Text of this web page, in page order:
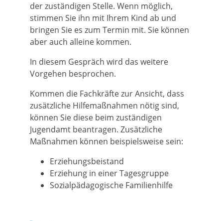
der zuständigen Stelle. Wenn möglich,
stimmen Sie ihn mit Ihrem Kind ab und
bringen Sie es zum Termin mit. Sie können
aber auch alleine kommen.
In diesem Gespräch wird das weitere
Vorgehen besprochen.
Kommen die Fachkräfte zur Ansicht, dass
zusätzliche Hilfemaßnahmen nötig sind,
können Sie diese beim zuständigen
Jugendamt beantragen. Zusätzliche
Maßnahmen können beispielsweise sein:
Erziehungsbeistand
Erziehung in einer Tagesgruppe
Sozialpädagogische Familienhilfe